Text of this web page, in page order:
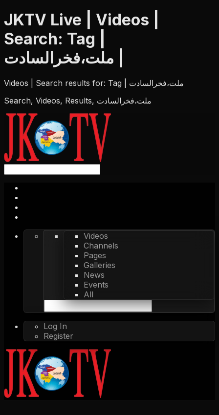
JKTV Live | Videos |
Search: Tag |
Videos | Search results for: Tag | ملت،فخرالسادت
Search, Videos, Results, ملت،فخرالسادت
Videos
Channels
Pages
Galleries
News
Events
All
Log In
Register